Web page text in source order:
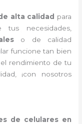
alta calidad para
tus necesidades,
o de calidad
funcione tan bien
rendimiento de tu
¡con nosotros
de celulares en